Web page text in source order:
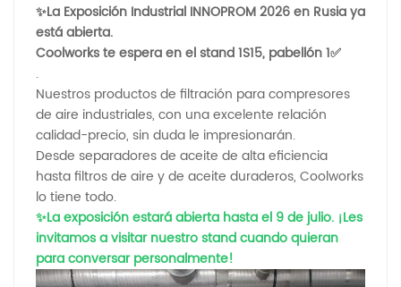
✨La Exposición Industrial INNOPROM 2026 en Rusia ya
está abierta.
Coolworks te espera en el stand 1S15, pabellón 1✅
.
Nuestros productos de filtración para compresores
de aire industriales, con una excelente relación
calidad-precio, sin duda le impresionarán.
Desde separadores de aceite de alta eficiencia
hasta filtros de aire y de aceite duraderos, Coolworks
lo tiene todo.
✨La exposición estará abierta hasta el 9 de julio. ¡Les
invitamos a visitar nuestro stand cuando quieran
para conversar personalmente!